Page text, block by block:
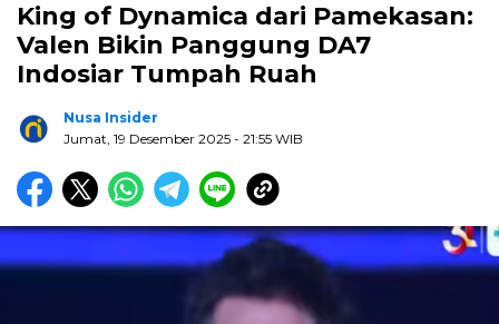
King of Dynamica dari Pamekasan:
Valen Bikin Panggung DA7
Indosiar Tumpah Ruah
Nusa Insider
Jumat, 19 Desember 2025 - 21:55 WIB